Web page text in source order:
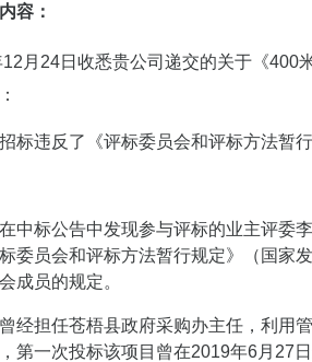
容：
月24日收悉贵公司递交的关于《400
标违反了《评标委员会和评标方法暂
中标公告中发现参与评标的业主评委
委员会和评标方法暂行规定》（国家
成员的规定。
经担任苍梧县政府采购办主任，利用
第一次投标该项目曾在2019年6月27